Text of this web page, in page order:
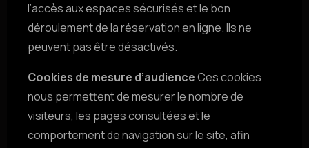
l’accès aux espaces sécurisés et le bon
déroulement de la réservation en ligne. Ils ne
peuvent pas être désactivés.
Cookies de mesure d’audienceCes cookies
nous permettent de mesurer le nombre de
visiteurs, les pages consultées et le
comportement de navigation sur le site, afin